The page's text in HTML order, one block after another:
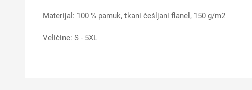
Materijal: 100 % pamuk, tkani češljani flanel, 150 g/m2
Veličine: S - 5XL